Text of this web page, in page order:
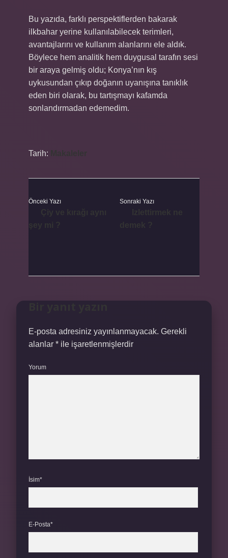
Bu yazıda, farklı perspektiflerden bakarak
ilkbahar yerine kullanılabilecek terimleri,
avantajlarını ve kullanım alanlarını ele aldık.
Böylece hem analitik hem duygusal tarafın sesi
bir araya gelmiş oldu; Konya’nın kış
uykusundan çıkıp doğanın uyanışına tanıklık
eden biri olarak, bu tartışmayı kafamda
sonlandırmadan edemedim.
Tarih:
Önceki Yazı Sonraki Yazı
E-posta adresiniz yayınlanmayacak. Gerekli
alanlar * ile işaretlenmişlerdir
Yorum
İsim*
E-Posta*